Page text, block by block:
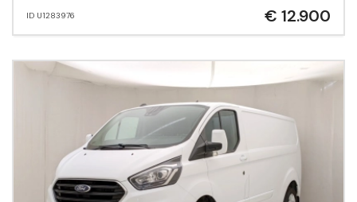
ID U1283976 € 12.900